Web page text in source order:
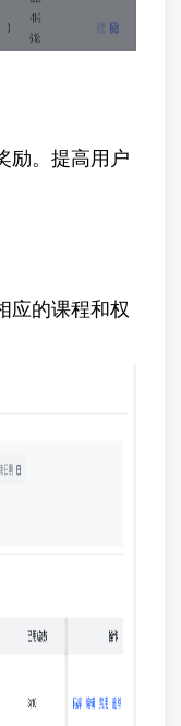
励。提高用户
应的课程和权